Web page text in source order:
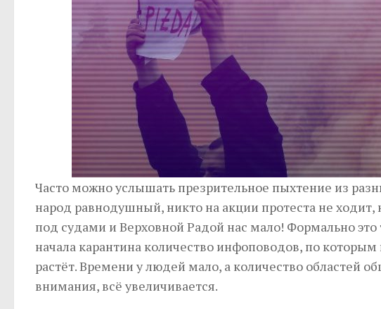
Часто можно услышать презрительное пыхтение из
народ равнодушный, никто на акции протеста не
под судами и Верховной Радой нас мало! Формально это
начала карантина количество инфоповодов, по
растёт. Времени у людей мало, а количество областей
внимания, всё увеличивается.